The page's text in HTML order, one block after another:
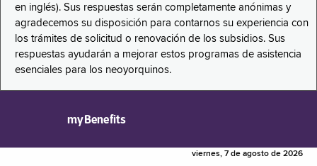
en inglés). Sus respuestas serán completamente anónimas y
agradecemos su disposición para contarnos su experiencia con
los trámites de solicitud o renovación de los subsidios. Sus
respuestas ayudarán a mejorar estos programas de asistencia
esenciales para los neoyorquinos.
myBenefits
viernes, 7 de agosto de 2026